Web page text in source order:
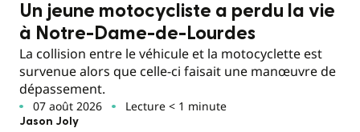
Un jeune motocycliste a perdu la vie
à Notre-Dame-de-Lourdes
La collision entre le véhicule et la motocyclette est
survenue alors que celle-ci faisait une manœuvre de
dépassement.
07 août 2026 Lecture < 1 minute
Jason Joly